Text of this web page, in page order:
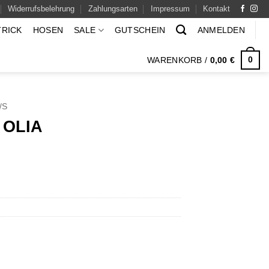
Widerrufsbelehrung Zahlungsarten Impressum Kontakt
HOSEN SALE GUTSCHEIN ANMELDEN
WARENKORB / 0,00€ 0
S
€.